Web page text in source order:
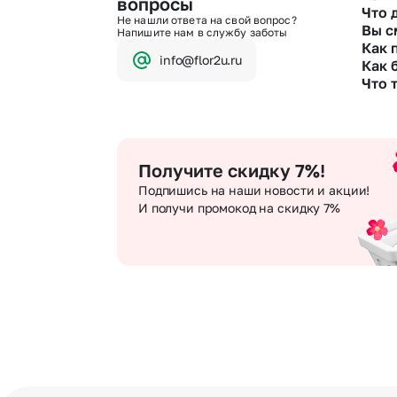
Не нашли ответа на свой вопрос?
Напишите нам в службу заботы
info@flor2u.ru
Мы
линии
Что
Вы
Да. У
Как
При
Как
Что
Получите скидку 7%!
Подпишись на наши новости и акции!
И получи промокод на скидку 7%